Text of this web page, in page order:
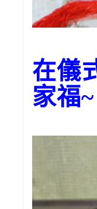
在儀
家福~